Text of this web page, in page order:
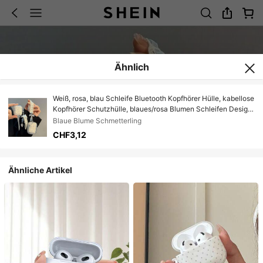
Ähnlich
Weiß, rosa, blau Schleife Bluetooth Kopfhörer Hülle, kabellose
Kopfhörer Schutzhülle, blaues/rosa Blumen Schleifen Design,
kompatibel mit Apple 4/3/Pro/Pro2, tolles Geschenk für dich
oder deine Freunde zum Frühlingsgeburtstag
Blaue Blume Schmetterling
CHF3,12
Ähnliche Artikel